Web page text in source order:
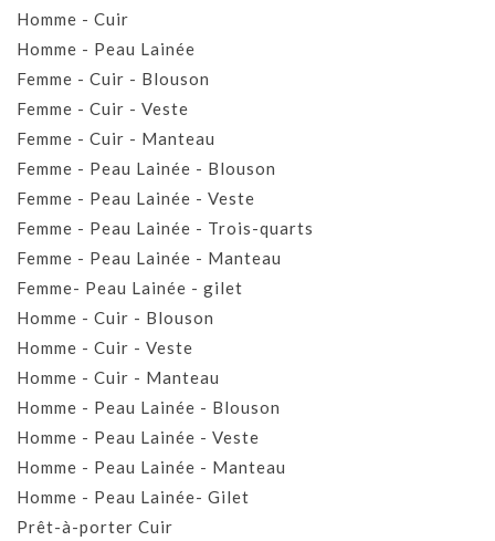
Homme - Cuir
Homme - Peau Lainée
Femme - Cuir - Blouson
Femme - Cuir - Veste
Femme - Cuir - Manteau
Femme - Peau Lainée - Blouson
Femme - Peau Lainée - Veste
Femme - Peau Lainée - Trois-quarts
Femme - Peau Lainée - Manteau
Femme- Peau Lainée - gilet
Homme - Cuir - Blouson
Homme - Cuir - Veste
Homme - Cuir - Manteau
Homme - Peau Lainée - Blouson
Homme - Peau Lainée - Veste
Homme - Peau Lainée - Manteau
Homme - Peau Lainée- Gilet
Prêt-à-porter Cuir